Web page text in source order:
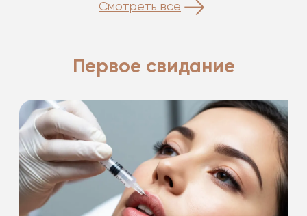
Смотреть все
Первое свидание
Подарки на первое свидание!
-20%